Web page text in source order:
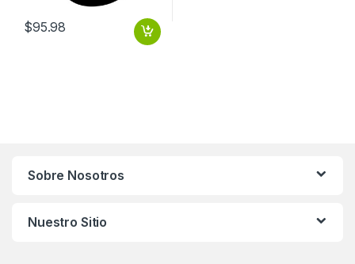
$95.98
Sobre Nosotros
Nuestro Sitio